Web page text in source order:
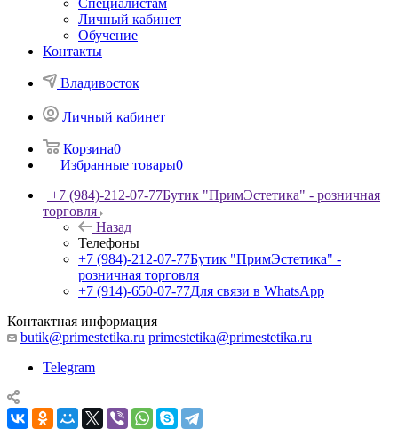
Специалистам
Личный кабинет
Обучение
Контакты
Владивосток
Личный кабинет
Корзина0
Избранные товары0
+7 (984)-212-07-77Бутик "ПримЭстетика" - розничная
торговля
Назад
Телефоны
+7 (984)-212-07-77Бутик "ПримЭстетика" -
розничная торговля
+7 (914)-650-07-77Для связи в WhatsApp
Контактная информация
butik@primestetika.ru primestetika@primestetika.ru
Telegram